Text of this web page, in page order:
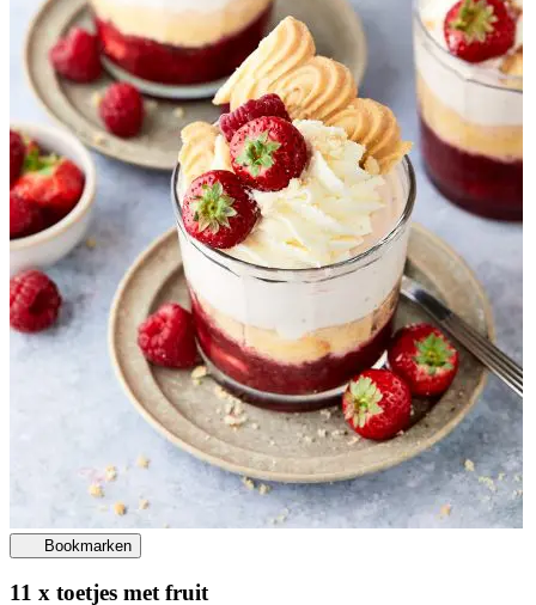
Bookmarken
11 x toetjes met fruit